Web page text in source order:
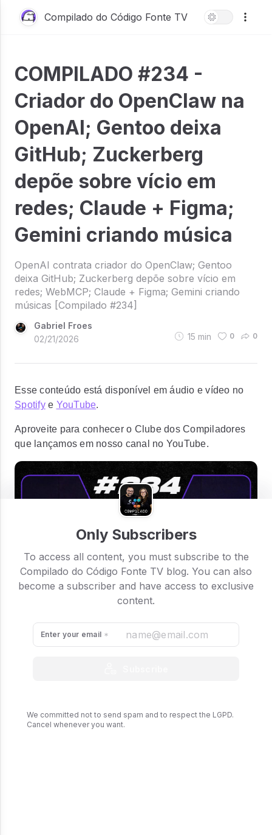
Compilado do Código Fonte TV
COMPILADO #234 -
Criador do OpenClaw na
OpenAI; Gentoo deixa
GitHub; Zuckerberg
depõe sobre vício em
redes; Claude + Figma;
Gemini criando música
OpenAI contrata criador do OpenClaw; Gentoo
deixa GitHub; Zuckerberg depõe sobre vício em
redes; WebMCP; Claude + Figma; Gemini criando
músicas [Compilado #234]
Gabriel Froes
02/21/2026
15 min 0 0
Esse conteúdo está disponível em áudio e vídeo no
Spotifye YouTube.
Aproveite para conhecer o Clube dos Compiladores
que lançamos em nosso canal no YouTube.
Only Subscribers
To access all content, you must subscribe to the
Compilado do Código Fonte TV blog. You can also
become a subscriber and have access to exclusive
content.
Enter your email
We committed not to send spam and to respect the LGPD.
Cancel whenever you want.